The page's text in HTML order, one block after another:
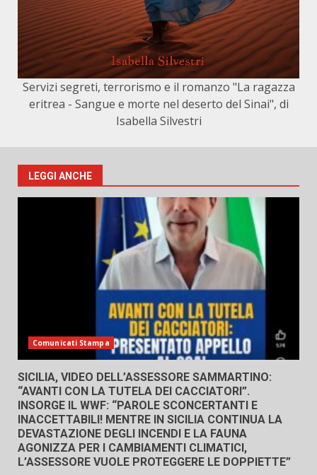
Servizi segreti, terrorismo e il romanzo "La ragazza
eritrea - Sangue e morte nel deserto del Sinai", di
Isabella Silvestri
LEGGI ANCHE
Comunicati Stampa
SICILIA, VIDEO DELL’ASSESSORE SAMMARTINO:
“AVANTI CON LA TUTELA DEI CACCIATORI”.
INSORGE IL WWF: “PAROLE SCONCERTANTI E
INACCETTABILI! MENTRE IN SICILIA CONTINUA LA
DEVASTAZIONE DEGLI INCENDI E LA FAUNA
AGONIZZA PER I CAMBIAMENTI CLIMATICI,
L’ASSESSORE VUOLE PROTEGGERE LE DOPPIETTE”